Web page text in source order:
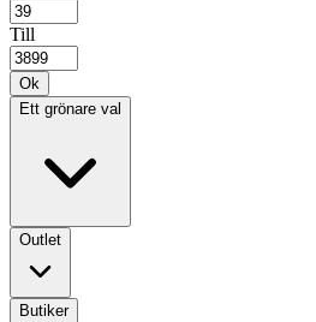
Till
Ok
Ett grönare val
Outlet
Butiker